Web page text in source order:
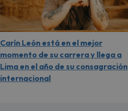
Carín León está en el mejor
momento de su carrera y llega a
Lima en el año de su consagración
internacional